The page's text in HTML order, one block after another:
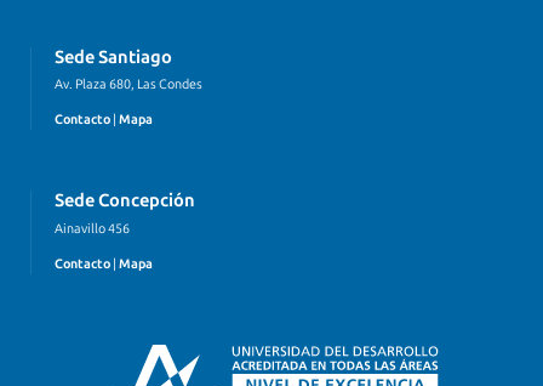
Sede Santiago
Av. Plaza 680, Las Condes
Contacto Mapa
Sede Concepción
Ainavillo 456
Contacto Mapa